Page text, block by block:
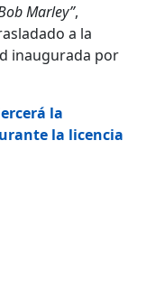
Marley”,
a la
inaugurada por
la
la licencia